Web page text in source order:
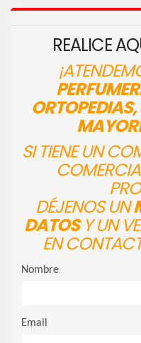
REALICE
SI TIENE UN
DÉJENOS UN
DATOSY UN
EN
Nombre
Email